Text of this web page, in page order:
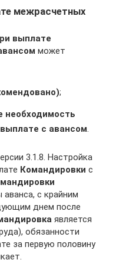
межрасчетных
выплате
может
;
необходимость
с авансом.
3.1.8. Настройка
Командировки с
с крайним
днем после
является
обязанности
за первую половину